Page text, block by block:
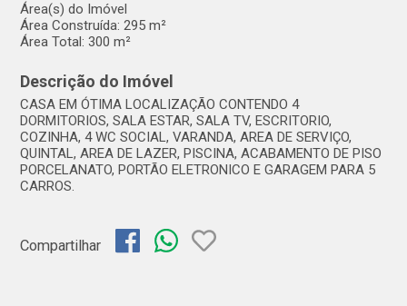
Área(s) do Imóvel
Área Construída:295 m²
Área Total:300 m²
Descrição do Imóvel
CASA EM ÓTIMA LOCALIZAÇÃO CONTENDO 4
DORMITORIOS, SALA ESTAR, SALA TV, ESCRITORIO,
COZINHA, 4 WC SOCIAL, VARANDA, AREA DE SERVIÇO,
QUINTAL, AREA DE LAZER, PISCINA, ACABAMENTO DE PISO
PORCELANATO, PORTÃO ELETRONICO E GARAGEM PARA 5
CARROS.
Compartilhar